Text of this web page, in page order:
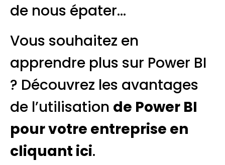
de nous épater…
Vous souhaitez en
apprendre plus sur Power BI
? Découvrez les avantages
de l’utilisation de Power BI
pour votre entreprise en
cliquant ici.